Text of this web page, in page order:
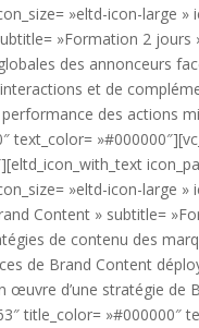
»eltd-icon-large
»Formation 2
des annonceurs
et de
des actions
text_color=
»eltd-icon-large
Content » subtitle=
de contenu des
de Brand Content
œuvre d’une stratégie de
title_color= »#000000″